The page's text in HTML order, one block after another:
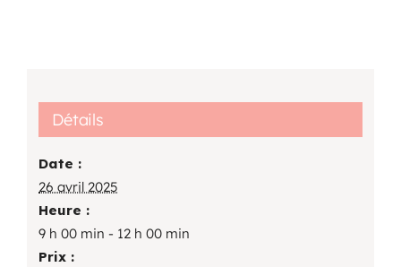
Détails
Date :
26 avril 2025
Heure :
9 h 00 min - 12 h 00 min
Prix :